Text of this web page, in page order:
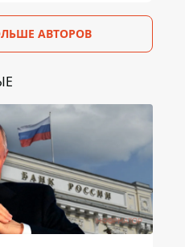
АВТОРОВ